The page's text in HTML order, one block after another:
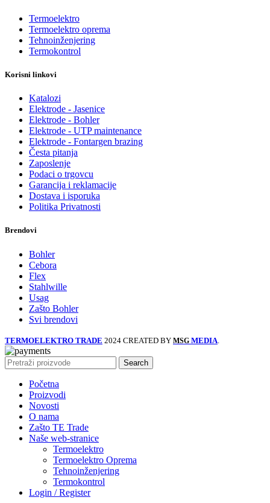
Termoelektro
Termoelektro oprema
Tehnoinženjering
Termokontrol
Korisni linkovi
Katalozi
Elektrode - Jasenice
Elektrode - Bohler
Elektrode - UTP maintenance
Elektrode - Fontargen brazing
Česta pitanja
Zaposlenje
Podaci o trgovcu
Garancija i reklamacije
Dostava i isporuka
Politika Privatnosti
Brendovi
Bohler
Cebora
Flex
Stahlwille
Usag
Zašto Bohler
Svi brendovi
TERMOELEKTRO TRADE 2024 CREATED BY MSG MEDIA
Search
Početna
Proizvodi
Novosti
O nama
Zašto TE Trade
Naše web-stranice
Termoelektro
Termoelektro Oprema
Tehnoinženjering
Termokontrol
Login / Register